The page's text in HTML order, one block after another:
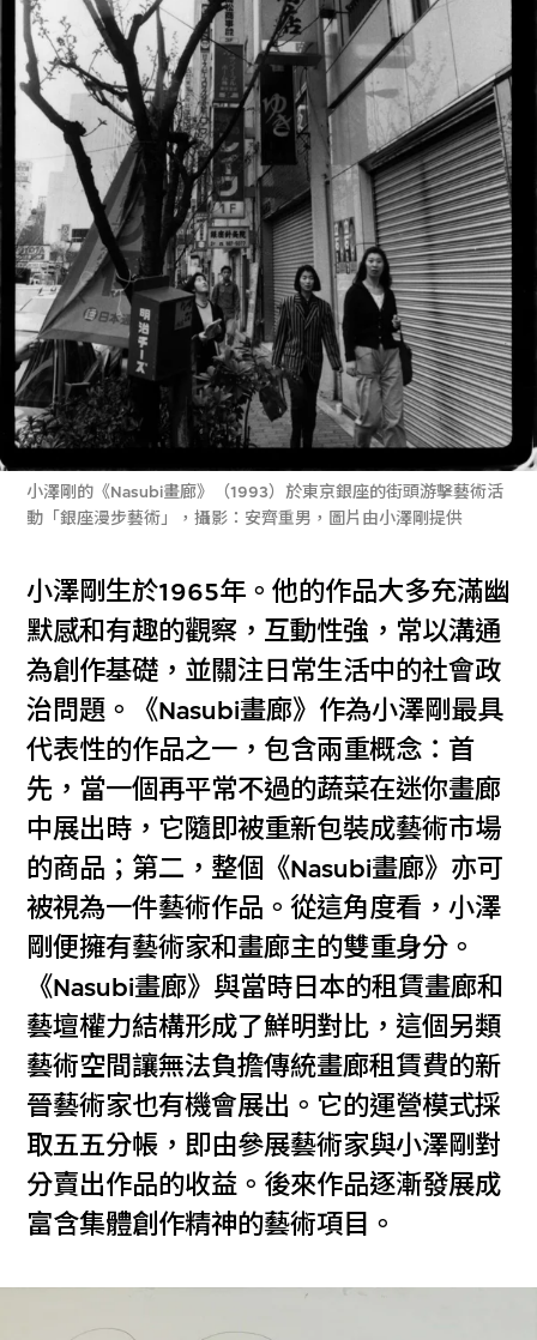
小澤剛的《Nasubi畫廊》（1993）於東京銀座的街頭游擊藝術活
動「銀座漫步藝術」，攝影：安齊重男，圖片由小澤剛提供
小澤剛生於1965年。他的作品大多充滿幽
默感和有趣的觀察，互動性強，常以溝通
為創作基礎，並關注日常生活中的社會政
治問題。《Nasubi畫廊》作為小澤剛最具
代表性的作品之一，包含兩重概念：首
先，當一個再平常不過的蔬菜在迷你畫廊
中展出時，它隨即被重新包裝成藝術市場
的商品；第二，整個《Nasubi畫廊》亦可
被視為一件藝術作品。從這角度看，小澤
剛便擁有藝術家和畫廊主的雙重身分。
《Nasubi畫廊》與當時日本的租賃畫廊和
藝壇權力結構形成了鮮明對比，這個另類
藝術空間讓無法負擔傳統畫廊租賃費的新
晉藝術家也有機會展出。它的運營模式採
取五五分帳，即由參展藝術家與小澤剛對
分賣出作品的收益。後來作品逐漸發展成
富含集體創作精神的藝術項目。